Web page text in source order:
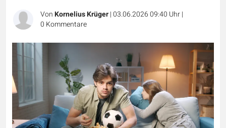
VonKornelius Krüger|03.06.2026 09:40 Uhr|
0 Kommentare